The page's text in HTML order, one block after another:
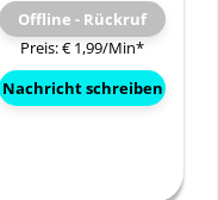
Offline - Rückruf
Preis: € 1,99/Min*
Nachricht schreiben